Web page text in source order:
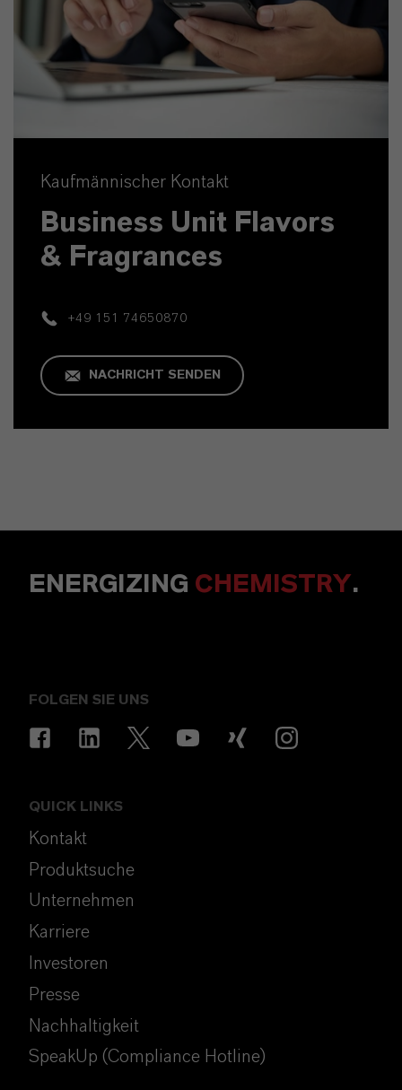
Kaufmännischer Kontakt
Business Unit Flavors
& Fragrances
+49 151 74650870
NACHRICHT SENDEN
ENERGIZING CHEMISTRY.
FOLGEN SIE UNS
QUICK LINKS
Kontakt
Produktsuche
Unternehmen
Karriere
Investoren
Presse
Nachhaltigkeit
SpeakUp (Compliance Hotline)